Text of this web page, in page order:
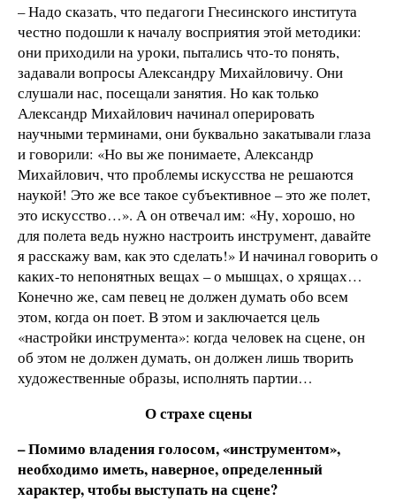
– Надо сказать, что педагоги Гнесинского института
честно подошли к началу восприятия этой методики:
они приходили на уроки, пытались что-то понять,
задавали вопросы Александру Михайловичу. Они
слушали нас, посещали занятия. Но как только
Александр Михайлович начинал оперировать
научными терминами, они буквально закатывали глаза
и говорили: «Но вы же понимаете, Александр
Михайлович, что проблемы искусства не решаются
наукой! Это же все такое субъективное – это же полет,
это искусство…». А он отвечал им: «Ну, хорошо, но
для полета ведь нужно настроить инструмент, давайте
я расскажу вам, как это сделать!» И начинал говорить о
каких-то непонятных вещах – о мышцах, о хрящах…
Конечно же, сам певец не должен думать обо всем
этом, когда он поет. В этом и заключается цель
«настройки инструмента»: когда человек на сцене, он
об этом не должен думать, он должен лишь творить
художественные образы, исполнять партии…
О страхе сцены
– Помимо владения голосом, «инструментом»,
необходимо иметь, наверное, определенный
характер, чтобы выступать на сцене?